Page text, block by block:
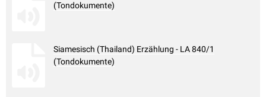
(Tondokumente)
Siamesisch (Thailand) Erzählung - LA 840/1
(Tondokumente)